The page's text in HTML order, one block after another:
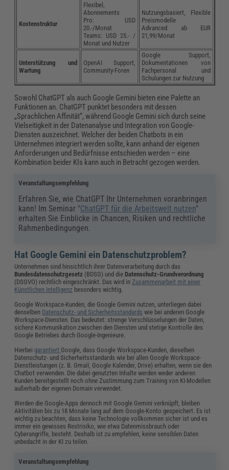
Kostenstruktur
Flexibel,
Abonnements
Pro: USD
20.-/Monat
Teams: USD 25.- /
Monat und Nutzer
Nutzungsbasiert, Flexible
Preismodelle
Advanced ab EUR
21,99/Monat
Unterstützung und
Wartung
OpenAI Support,
Community-Foren
Google Support,
Dokumentationen von
Fachpersonal und
Schulungen zur Nutzung
Sowohl ChatGPT als auch Google Gemini bieten eine Palette an
Funktionen an. ChatGPT punktet besonders mit dessen
„Sprachlichen Affinität“, während Google Gemini sich durch seine
Vielseitigkeit in der Datenanalyse und Integration von Google-
Diensten auszeichnet. Welcher der beiden Chatbots in ein
Unternehmen integriert werden sollte, kann anhand der eigenen
Anforderungen und Bedürfnisse entschieden werden – eine
Kombination beider KIs kann auch in Betracht gezogen werden.
Veranstaltungsempfehlung
Erfahren Sie, wie ChatGPT Ihr Unternehmen voranbringen
kann! Im Seminar "ChatGPT für die Arbeitswelt nutzen"
erhalten Sie Einblicke in Chancen, Risiken und rechtliche
Rahmenbedingungen.
Hat Google Gemini ein Datenschutzproblem?
Unternehmen sind hinsichtlich ihrer Datenverarbeitung durch das
Bundesdatenschutzgesetz (BDSG) und die Datenschutz-Grundverordnung
(DSGVO) rechtlich eingeschränkt. Das wird inZusammenarbeit mit einer
Künstlichen Intelligenz besonders wichtig.
Google Workspace-Kunden, die Google Gemini nutzen, unterliegen dabei
denselben Datenschutz- und Sicherheitsstandards wie bei anderen Google
Workspace-Diensten. Das bedeutet: strenge Verschlüsselungen der Daten,
sichere Kommunikation zwischen den Diensten und stetige Kontrolle des
Google Betriebes durch Google-Ingenieure.
Hierbeigarantiert Google, dass Google Workspace-Kunden, dieselben
Datenschutz- und Sicherheitsstandards wie bei allen Google Workspace-
Dienstleistungen (z. B. Gmail, Google Kalender, Drive) erhalten, wenn sie den
Chatbot verwenden. Die dabei genutzten Inhalte werden weder anderen
Kunden bereitgestellt noch ohne Zustimmung zum Training von KI-Modellen
außerhalb der eigenen Domain verwendet.
Werden die Google-Apps dennoch mit Google Gemini verknüpft, bleiben
Aktivitäten bis zu 18 Monate lang auf dem Google-Konto gespeichert. Es ist
wichtig zu beachten, dass keine Technologie vollkommen sicher ist und es
immer ein gewisses Restrisiko, wie etwa Datenmissbrauch oder
Cyberangriffe, besteht. Deshalb ist zu empfehlen, keine sensiblen Daten
unbedacht in der KI zu teilen.
Veranstaltungsempfehlung